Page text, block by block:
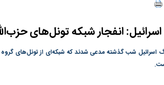
اسرائیل: انفجار شبکه تونل‌های
اسرائیل شب گذشته مدعی شدند که شبکه‌ای از تونل‌های